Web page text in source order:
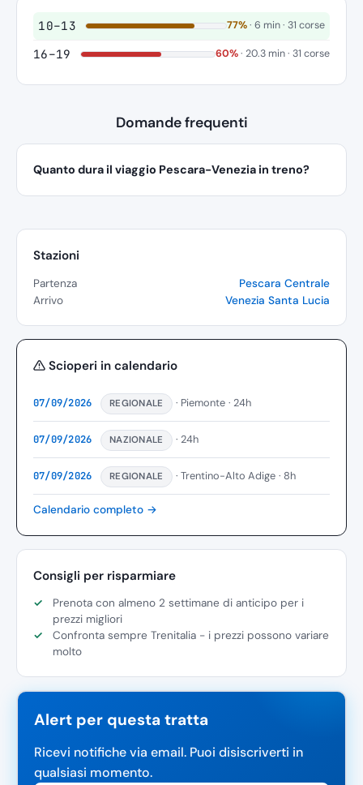
10–13 77% · 6 min · 31 corse
16–19 60%· 20.3 min · 31 corse
Domande frequenti
Quanto dura il viaggio Pescara-Venezia in treno?
Stazioni
Partenza
Pescara Centrale
Arrivo
Venezia Santa Lucia
Scioperi in calendario
07/09/2026 REGIONALE · Piemonte · 24h
07/09/2026 NAZIONALE · 24h
07/09/2026 REGIONALE · Trentino-Alto Adige · 8h
Calendario completo →
Consigli per risparmiare
Prenota con almeno 2 settimane di anticipo per i
prezzi migliori
Confronta sempre Trenitalia - i prezzi possono variare
molto
Alert per questa tratta
Ricevi notifiche via email. Puoi disiscriverti in
qualsiasi momento.